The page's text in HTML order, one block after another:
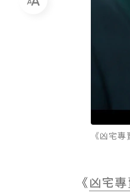
《凶宅
《凶宅